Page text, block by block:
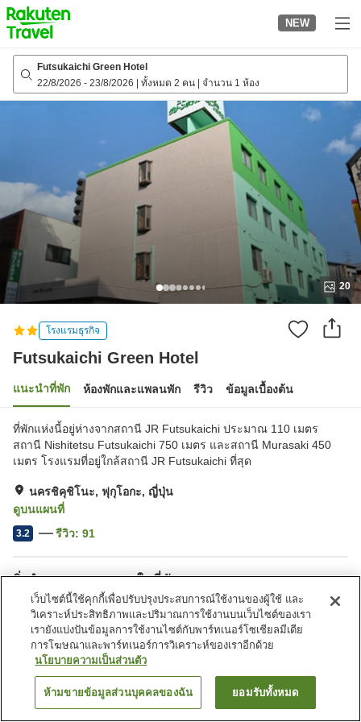
to
top
page
NEW
Futsukaichi Green Hotel
22/8/2026 - 23/8/2026 ทั้งหมด 2 คน จำนวน 1 ห้อง
20
โรงแรมธุรกิจ
Futsukaichi Green Hotel
แนะนำที่พัก ห้องพักและแพลนพัก รีวิว ข้อมูลเบื้องต้น
ที่พักแห่งนี้อยู่ห่างจากสถานี JR Futsukaichi ประมาณ 110 เมตร
สถานี Nishitetsu Futsukaichi 750 เมตร และสถานี Murasaki 450
เมตร โรงแรมที่อยู่ใกล้สถานี JR Futsukaichi ที่สุด
นครชิคุชิโนะ, ฟุกุโอกะ, ญี่ปุ่น
ดูบนแผนที่
3.2 รีวิว: 91
สิ่งอำนวยความสะดวกในที่พัก
ที่จอดรถ
สปา/บิวตี้ซาลอน
มุมอิซากายะ
ตู้จำหน่ายอัตโนมัติ
หน้าแรก ญี่ปุ่น ฟุกุโอกะ
Futsukaichi Green Hotel
ค้นหาห้องพัก
เว็บไซต์นี้ใช้คุกกี้เพื่อปรับปรุงประสบการณ์ใช้งานของผู้ใช้ และ
วิเคราะห์ประสิทธิภาพและปริมาณการใช้งานบนเว็บไซต์ของเรา
เรายังแบ่งปันข้อมูลการใช้งานไซต์กับพาร์ทเนอร์โซเชียลมีเดีย
การโฆษณาและพาร์ทเนอร์การวิเคราะห์ของเราอีกด้วย
นโยบายความเป็นส่วนตัว
ห้ามขายข้อมูลส่วนบุคคลของฉัน ยอมรับทั้งหมด